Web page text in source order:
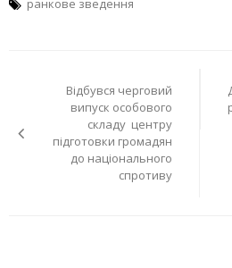
ранкове зведення
записів
Відбувся черговий
випуск особового
складу центру
підготовки громадян
до національного
спротиву